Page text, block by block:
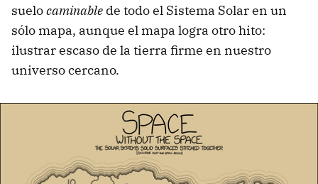
suelocaminable de todo el Sistema Solar en un
sólo mapa, aunque el mapa logra otro hito:
ilustrar escaso de la tierra firme en nuestro
universo cercano.